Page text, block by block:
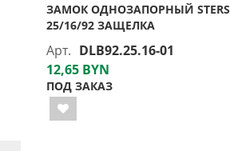
ЗАМОК ОДНОЗАПОРНЫЙ STERS
25/16/92 ЗАЩЕЛКА
Арт. DLB92.25.16-01
12,65 BYN
ПОД ЗАКАЗ